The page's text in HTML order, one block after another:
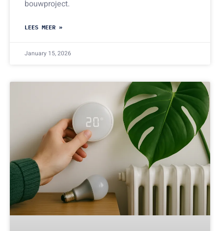
bouwproject.
LEES MEER »
January 15, 2026